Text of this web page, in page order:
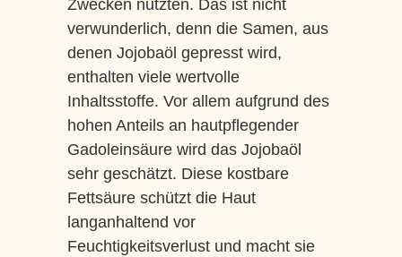
Zwecken nutzten. Das ist nicht
verwunderlich, denn die Samen, aus
denen Jojobaöl gepresst wird,
enthalten viele wertvolle
Inhaltsstoffe. Vor allem aufgrund des
hohen Anteils an hautpflegender
Gadoleinsäure wird das Jojobaöl
sehr geschätzt. Diese kostbare
Fettsäure schützt die Haut
langanhaltend vor
Feuchtigkeitsverlust und macht sie